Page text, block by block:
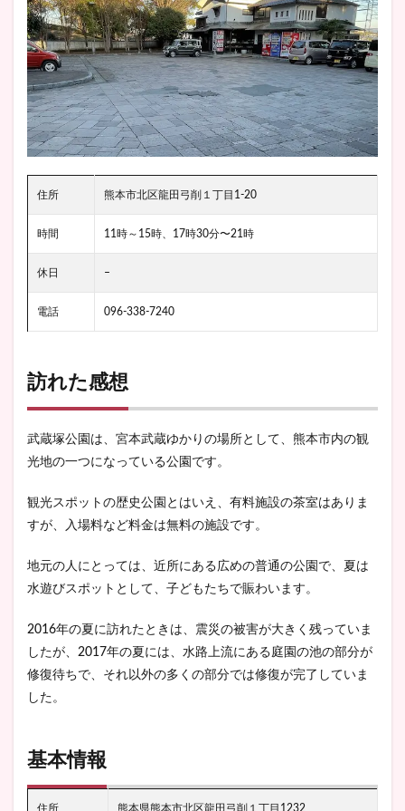
住所 熊本市北区龍田弓削１丁目1-20
時間 11時～15時、17時30分〜21時
休日 –
電話 096-338-7240
訪れた感想
武蔵塚公園は、宮本武蔵ゆかりの場所として、熊本市内の観
光地の一つになっている公園です。
観光スポットの歴史公園とはいえ、有料施設の茶室はありま
すが、入場料など料金は無料の施設です。
地元の人にとっては、近所にある広めの普通の公園で、夏は
水遊びスポットとして、子どもたちで賑わいます。
2016年の夏に訪れたときは、震災の被害が大きく残っていま
したが、2017年の夏には、水路上流にある庭園の池の部分が
修復待ちで、それ以外の多くの部分では修復が完了していま
した。
基本情報
住所 熊本県熊本市北区龍田弓削１丁目1232